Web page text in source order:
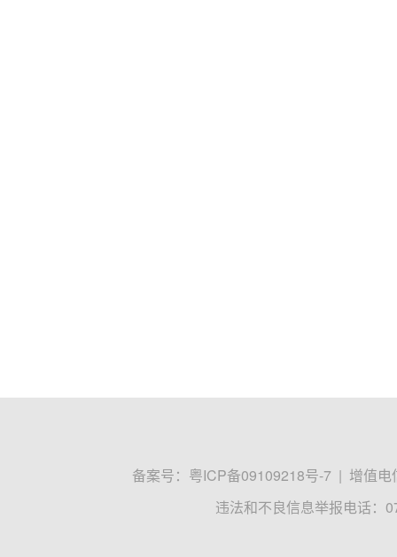
备案号： 粤ICP备09109218号-7 | 增值电
违法和不良信息举报电话：